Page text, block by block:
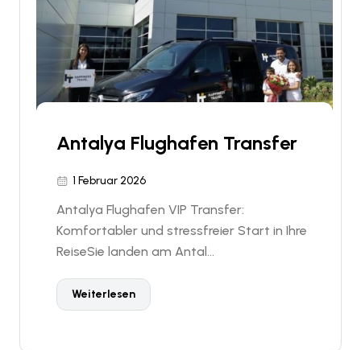
Antalya Flughafen Transfer
1 Februar 2026
Antalya Flughafen VIP Transfer:
Komfortabler und stressfreier Start in Ihre
ReiseSie landen am Antal...
Weiterlesen